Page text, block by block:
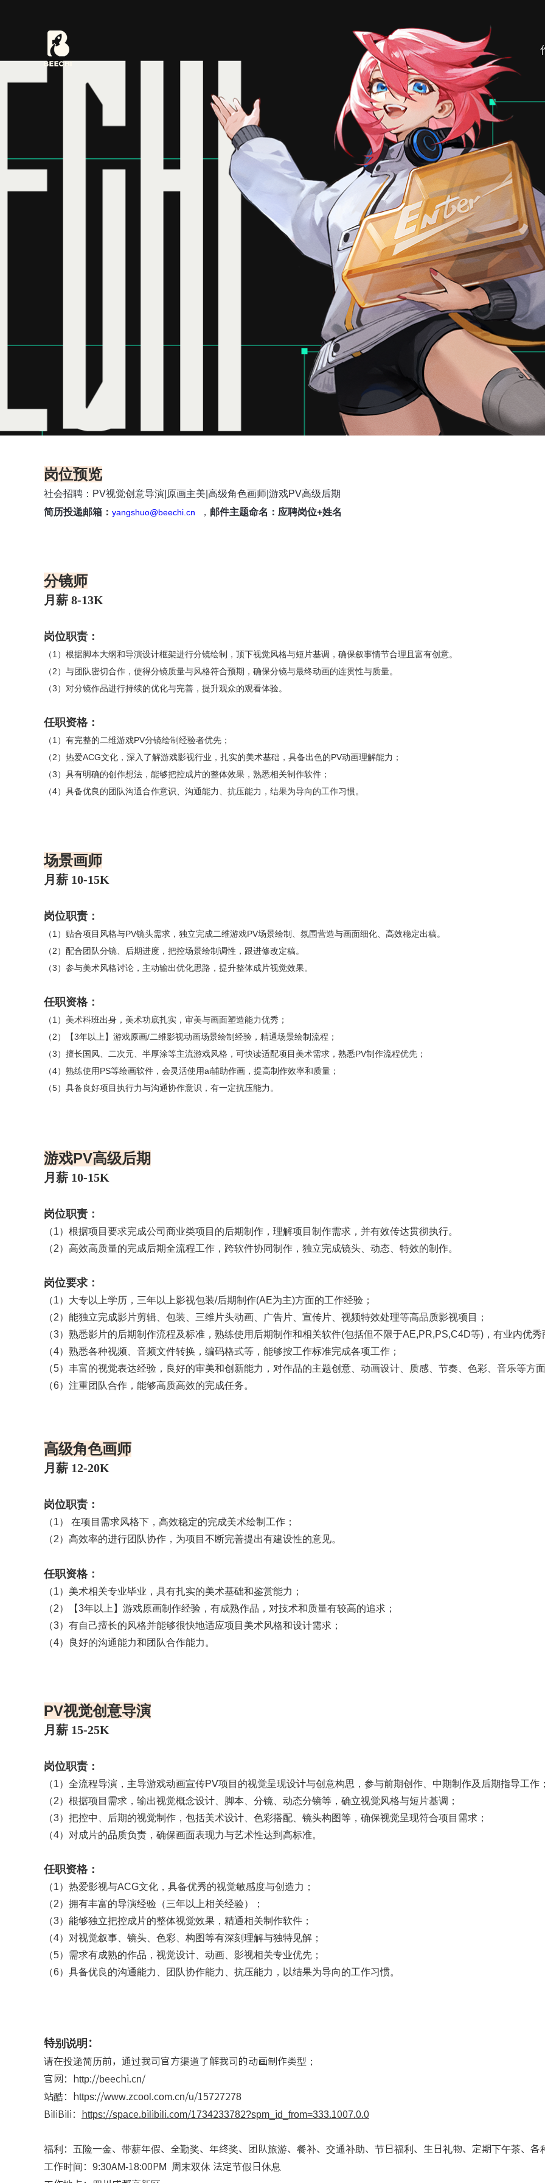
岗位预览
社会招聘： PV视觉创意导演|原画主美|高级角色画师|游戏PV高级后期
简历投递邮箱： yangshuo@beechi.cn ， 邮件主题命名：应聘岗位+姓名
分镜师
月薪 8-13K
岗位职责：
（1）根据脚本大纲和导演设计框架进行分镜绘制，顶下视觉风格与短片基调，确保叙事情节合理且富有创意。
（2）与团队密切合作，使得分镜质量与风格符合预期，确保分镜与最终动画的连贯性与质量。
（3）对分镜作品进行持续的优化与完善，提升观众的观看体验。
任职资格：
（1）有完整的二维游戏PV分镜绘制经验者优先；
（2）热爱ACG文化，深入了解游戏影视行业，扎实的美术基础，具备出色的PV动画理解能力；
（3）具有明确的创作想法，能够把控成片的整体效果，熟悉相关制作软件；
（4）具备优良的团队沟通合作意识、沟通能力、抗压能力，结果为导向的工作习惯。
场景画师
月薪 10-15K
岗位职责：
（1）贴合项目风格与PV镜头需求，独立完成二维游戏PV场景绘制、氛围营造与画面细化、高效稳定出稿。
（2）配合团队分镜、后期进度，把控场景绘制调性，跟进修改定稿。
任职资格：
（1）美术科班出身，美术功底扎实，审美与画面塑造能力优秀；
（2）【3年以上】游戏原画/二维影视动画场景绘制经验，精通场景绘制流程；
（3）擅长国风、二次元、半厚涂等主流游戏风格，可快读适配项目美术需求，熟悉PV制作流程优先；
（4）熟练使用PS等绘画软件，会灵活使用ai辅助作画，提高制作效率和质量；
游戏PV高级后期
岗位职责：
（1）根据项目要求完成公司商业类项目的后期制作，理解项目制作需求，并有效传达贯彻执行。
岗位要求：
（1）大专以上学历，三年以上影视包装/后期制作(AE为主)方面的工作经验；
（2）能独立完成影片剪辑、包装、三维片头动画、广告片、宣传片、视频特效处理等高品质影视项目；
（3）熟悉影片的后期制作流程及标准，熟练使用后期制作和相关软件(包括但不限于AE,PR,PS,C4D等)，有业内优秀
（4）熟悉各种视频、音频文件转换，编码格式等，能够按工作标准完成各项工作；
（5）丰富的视觉表达经验，良好的审美和创新能力，对作品的主题创意、动画设计、质感、节奏、色彩、音乐等方面
高级角色画师
月薪 12-20K
岗位职责：
（2）高效率的进行团队协作，为项目不断完善提出有建设性的意见。
任职资格：
（1）美术相关专业毕业，具有扎实的美术基础和鉴赏能力；
（2）【3年以上】游戏原画制作经验，有成熟作品，对技术和质量有较高的追求；
月薪 15-25K
岗位职责：
（1）全流程导演，主导游戏动画宣传PV项目的视觉呈现设计与创意构思，参与前期创作、中期制作及后期指导工作；
（2）根据项目需求，输出视觉概念设计、脚本、分镜、动态分镜等，确立视觉风格与短片基调；
（4）对成片的品质负责，确保画面表现力与艺术性达到高标准。
任职资格：
（1）热爱影视与ACG文化，具备优秀的视觉敏感度与创造力；
（2）拥有丰富的导演经验（三年以上相关经验）；
（3）能够独立把控成片的整体视觉效果，精通相关制作软件；
（4）对视觉叙事、镜头、色彩、构图等有深刻理解与独特见解；
特别说明：